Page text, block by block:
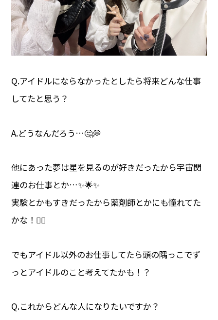
Q.アイドルにならなかったとしたら将来どんな仕事
してたと思う？
A.どうなんだろう…🤔💭
他にあった夢は星を見るのが好きだったから宇宙関
連のお仕事とか…✨🌟✨
実験とかもすきだったから薬剤師とかにも憧れてた
かな！👩‍⚕️
でもアイドル以外のお仕事してたら頭の隅っこでず
っとアイドルのこと考えてたかも！？
Q.これからどんな人になりたいですか？